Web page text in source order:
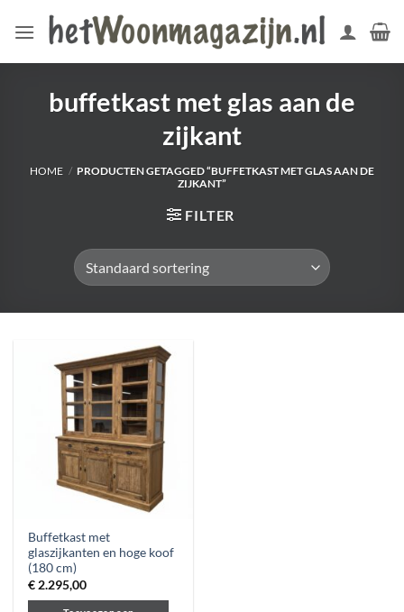
naar
buffetkast met glas aan de
zijkant
HOME / PRODUCTEN GETAGGED “BUFFETKAST MET GLAS AAN DE
ZIJKANT”
FILTER
Buffetkast met
glaszijkanten en hoge koof
(180 cm)
€ 2.295,00